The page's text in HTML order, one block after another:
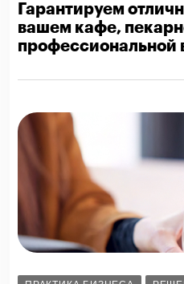
Гарантируем
вашем кафе,
профессиональной